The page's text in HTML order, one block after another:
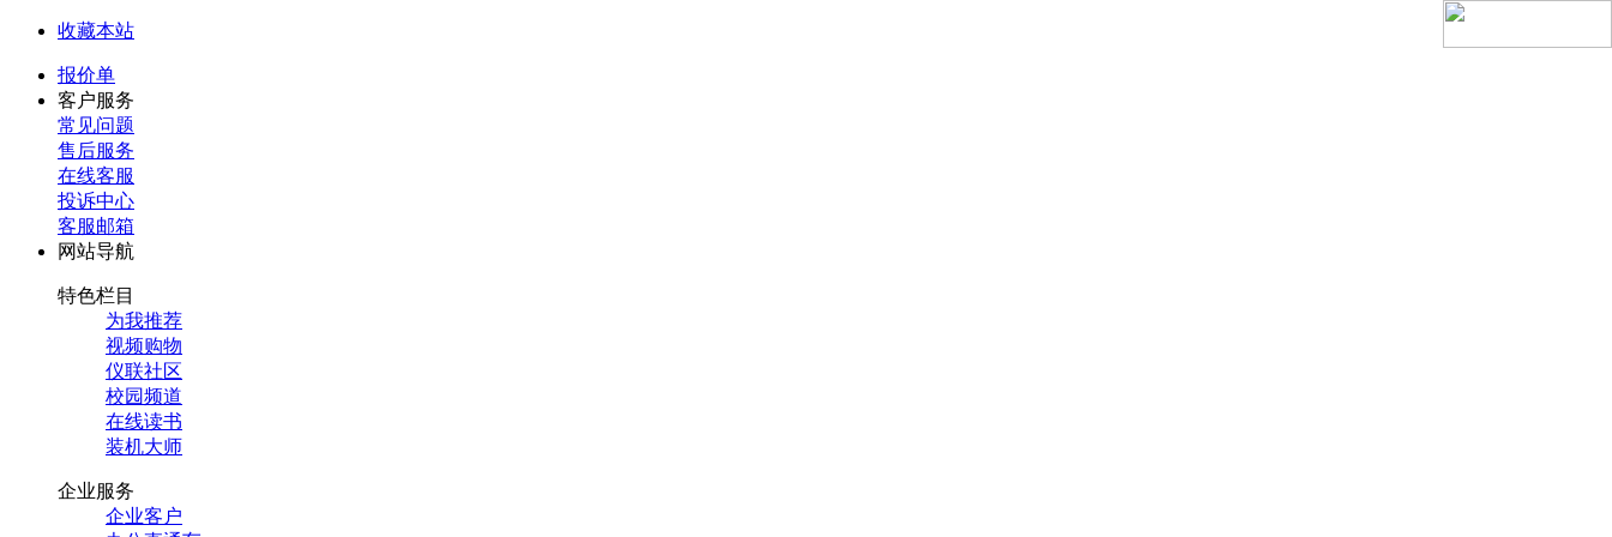
收藏本站
报价单
客户服务
常见问题
售后服务
在线客服
投诉中心
客服邮箱
网站导航
特色栏目
为我推荐
视频购物
仪联社区
校园频道
在线读书
装机大师
企业服务
企业客户